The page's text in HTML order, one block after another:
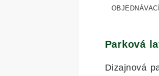
Parková
Dizajnová